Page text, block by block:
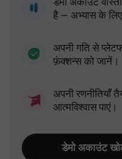
डेमो अकाउंट
है — अभ्यास के
अपनी गति से
फ़ंक्शन्स को जानें।
अपनी रणनीतियाँ
आत्मविश्वास पाएं।
डेमो अकाउंट